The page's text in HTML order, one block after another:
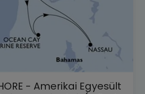
- Amerikai Egyesült